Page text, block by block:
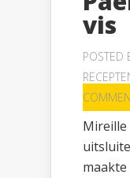
vis
POSTED
Mireille